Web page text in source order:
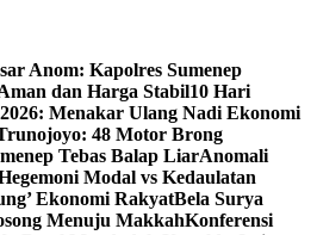
Anom: Kapolres Sumenep
dan Harga Stabil10 Hari
Menakar Ulang Nadi Ekonomi
48 Motor Brong
Tebas Balap LiarAnomali
Modal vs Kedaulatan
Ekonomi RakyatBela Surya
Menuju MakkahKonferensi